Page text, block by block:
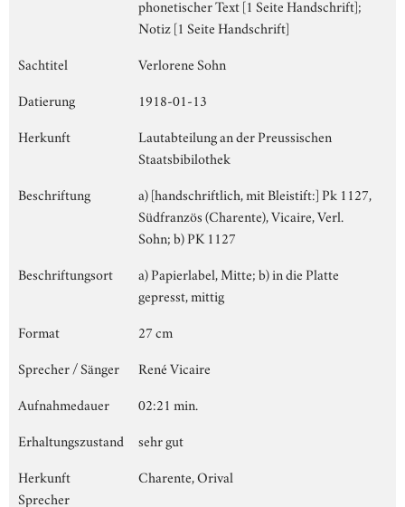
phonetischer Text [1 Seite Handschrift];
Notiz [1 Seite Handschrift]
Sachtitel
Verlorene Sohn
Datierung
1918-01-13
Herkunft
Lautabteilung an der Preussischen
Staatsbibilothek
Beschriftung
a) [handschriftlich, mit Bleistift:] Pk 1127,
Südfranzös (Charente), Vicaire, Verl.
Sohn; b) PK 1127
Beschriftungsort
a) Papierlabel, Mitte; b) in die Platte
gepresst, mittig
Format
27 cm
Sprecher / Sänger
René Vicaire
Aufnahmedauer
02:21 min.
Erhaltungszustand
sehr gut
Herkunft
Sprecher
Charente, Orival